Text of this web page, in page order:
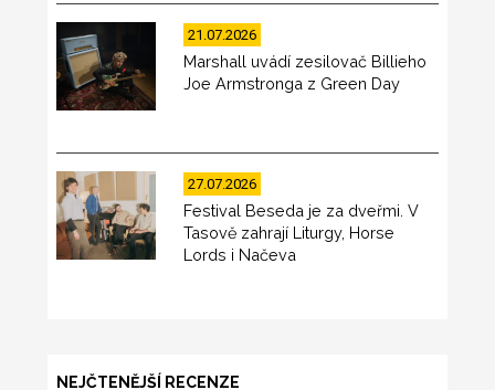
21.07.2026
Marshall uvádí zesilovač Billieho
Joe Armstronga z Green Day
27.07.2026
Festival Beseda je za dveřmi. V
Tasově zahrají Liturgy, Horse
Lords i Načeva
NEJČTENĚJŠÍ RECENZE